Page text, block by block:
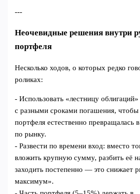
---
Неочевидные решения внутри
портфеля
Несколько ходов, о которых редко
роликах:
- Использовать «лестницу
с разными сроками погашения,
портфеля естественно превращалась
по рынку.
- Развести по времени вход: вместо
вложить крупную сумму, разбить её
заходить постепенно — это снижает
максимум».